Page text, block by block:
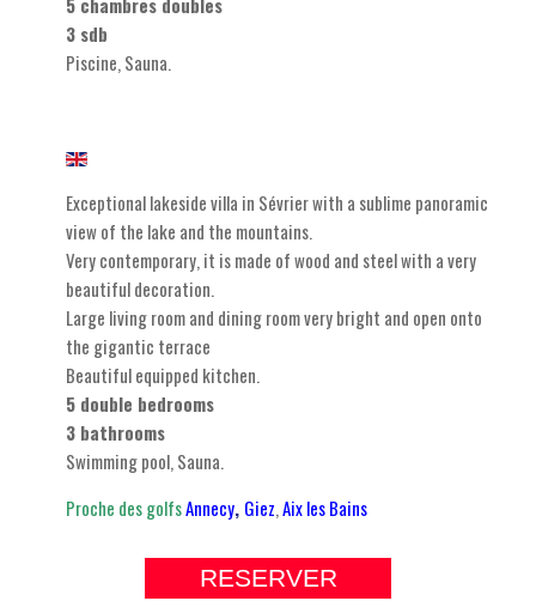
3 sdb
Piscine, Sauna.
Exceptional lakeside villa in Sévrier with a sublime panoramic
view of the lake and the mountains.
Very contemporary, it is made of wood and steel with a very
beautiful decoration.
Large living room and dining room very bright and open onto
the gigantic terrace
Beautiful equipped kitchen.
5 double bedrooms
3 bathrooms
Swimming pool, Sauna.
Proche des golfsAnnecy, Giez,Aix les Bains
RESERVER